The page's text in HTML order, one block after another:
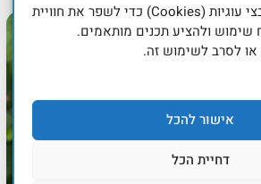
אנו משתמשים בקובצי עוגיות (Cookies) כדי לשפר את חוויית
שימוש ולהציע תכנים מותאמים.
לסרב לשימוש זה.
אישור להכל
דחיית הכל